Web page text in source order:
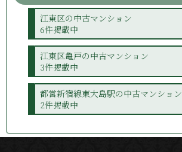
江東区の中古マンション
6件掲載中
江東区亀戸の中古マンション
3件掲載中
都営新宿線東大島駅の中古マンション
2件掲載中